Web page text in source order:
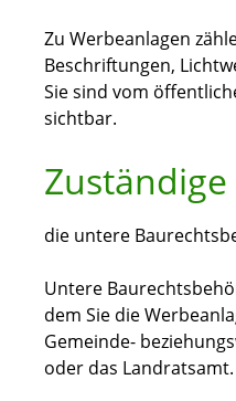
Zu Werbeanlagen
Beschriftungen,
Sie sind vom
sichtbar.
Zuständige
die untere
Untere
dem Sie die
Gemeinde-
oder das Landratsamt.